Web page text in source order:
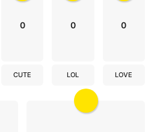
0
CUTE
0
LOL
0
LOVE